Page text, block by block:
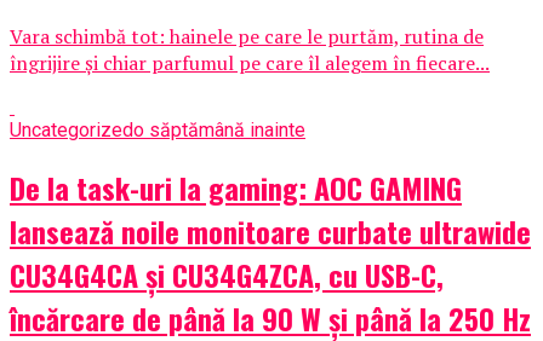
Vara schimbă tot: hainele pe care le purtăm, rutina de
îngrijire și chiar parfumul pe care îl alegem în fiecare...
Uncategorizedo săptămână inainte
De la task-uri la gaming: AOC GAMING
lansează noile monitoare curbate ultrawide
CU34G4CA și CU34G4ZCA, cu USB-C,
încărcare de până la 90 W și până la 250 Hz